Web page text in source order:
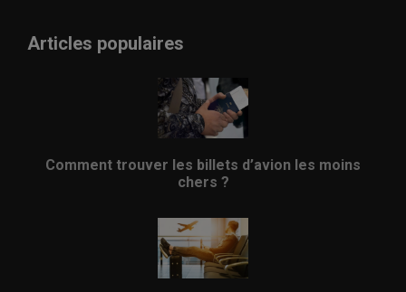
Articles populaires
Comment trouver les billets d’avion les moins
chers ?